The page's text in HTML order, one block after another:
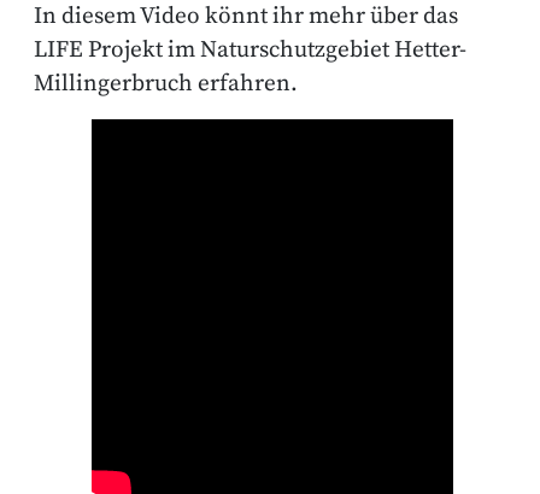
In diesem Video könnt ihr mehr überdas
LIFE Projekt im Naturschutzgebiet Hetter-
Millingerbruch erfahren.